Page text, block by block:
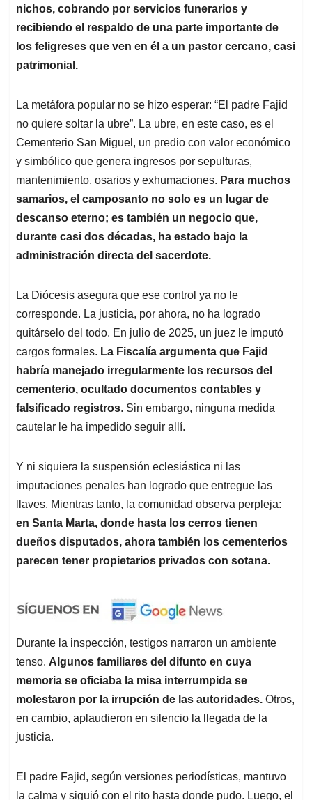
nichos, cobrando por servicios funerarios y
recibiendo el respaldo de una parte importante de
los feligreses que ven en él a un pastor cercano, casi
patrimonial.
La metáfora popular no se hizo esperar: “El padre Fajid
no quiere soltar la ubre”. La ubre, en este caso, es el
Cementerio San Miguel, un predio con valor económico
y simbólico que genera ingresos por sepulturas,
mantenimiento, osarios y exhumaciones. Para muchos
samarios, el camposanto no solo es un lugar de
descanso eterno; es también un negocio que,
durante casi dos décadas, ha estado bajo la
administración directa del sacerdote.
La Diócesis asegura que ese control ya no le
corresponde. La justicia, por ahora, no ha logrado
quitárselo del todo. En julio de 2025, un juez le imputó
cargos formales. La Fiscalía argumenta que Fajid
habría manejado irregularmente los recursos del
cementerio, ocultado documentos contables y
falsificado registros. Sin embargo, ninguna medida
cautelar le ha impedido seguir allí.
Y ni siquiera la suspensión eclesiástica ni las
imputaciones penales han logrado que entregue las
llaves. Mientras tanto, la comunidad observa perpleja:
en Santa Marta, donde hasta los cerros tienen
dueños disputados, ahora también los cementerios
parecen tener propietarios privados con sotana.
Durante la inspección, testigos narraron un ambiente
tenso. Algunos familiares del difunto en cuya
memoria se oficiaba la misa interrumpida se
molestaron por la irrupción de las autoridades. Otros,
en cambio, aplaudieron en silencio la llegada de la
justicia.
El padre Fajid, según versiones periodísticas, mantuvo
la calma y siguió con el rito hasta donde pudo. Luego, el